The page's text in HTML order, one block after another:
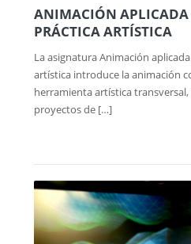
ANIMACIÓN APLICADA
PRÁCTICA ARTÍSTICA
La asignatura Animación
artística introduce la animación
herramienta artística transversal,
proyectos de […]